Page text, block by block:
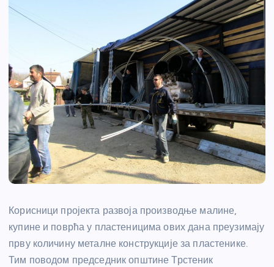
Корисници пројекта развоја производње малине,
купине и поврћа у пластеницима ових дана преузимају
прву количину металне конструкције за пластенике.
Тим поводом председник општине Трстеник